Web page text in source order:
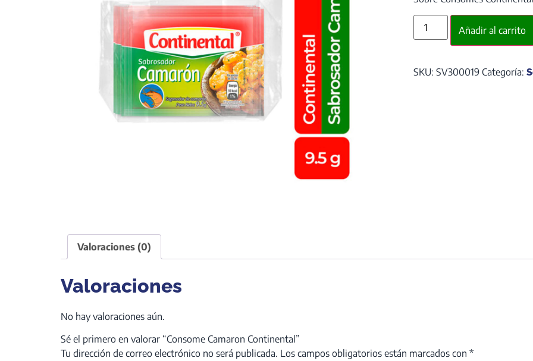
Añadir al carrito
SKU: SV300019 Categoría:
Valoraciones (0)
Valoraciones
No hay valoraciones aún.
Sé el primero en valorar “Consome Camaron Continental”
Tu dirección de correo electrónico no será publicada. Los campos obligatorios están marcados con *